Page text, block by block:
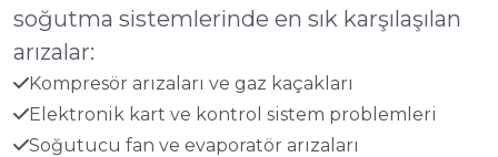
soğutma sistemlerinde en sık karşılaşılan
arızalar:
Kompresör arızaları ve gaz kaçakları
Elektronik kart ve kontrol sistem problemleri
Soğutucu fan ve evaporatör arızaları